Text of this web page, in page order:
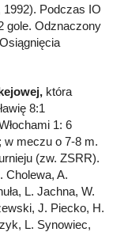
Podczas IO
gole. Odznaczony
która
8:1
1: 6
w meczu o 7-8 m.
(zw. ZSRR).
Cholewa, A.
L. Jachna, W.
J. Piecko, H.
L. Synowiec,